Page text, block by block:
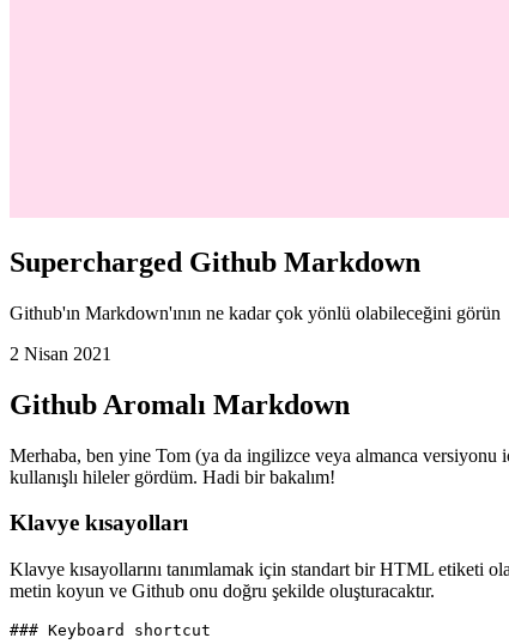
Supercharged Github Markdown
Github'ın Markdown'ının ne kadar çok yönlü olabileceğini görün
2 Nisan 2021
Github Aromalı Markdown
Merhaba, ben yine Tom (ya da ingilizce veya almanca
kullanışlı hileler gördüm. Hadi bir bakalım!
Klavye kısayolları
Klavye kısayollarını tanımlamak için standart bir HTML etiketi
metin koyun ve Github onu doğru şekilde oluşturacaktır.